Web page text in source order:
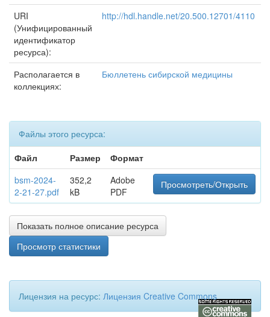
URI
(Унифицированный
идентификатор
ресурса):
http://hdl.handle.net/20.500.12701/4110
Располагается в
коллекциях:
Бюллетень сибирской медицины
Файлы этого ресурса:
Файл
Размер
Формат
bsm-2024-
2-21-27.pdf
352,2
kB
Adobe
PDF
Просмотреть/Открыть
Показать полное описание ресурса
Просмотр статистики
Лицензия на ресурс: Лицензия Creative Commons